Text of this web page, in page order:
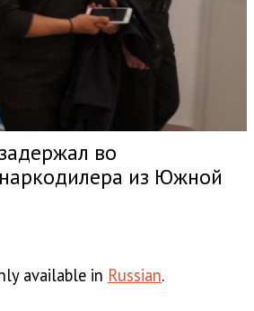
во
из Южной
available in Russian.